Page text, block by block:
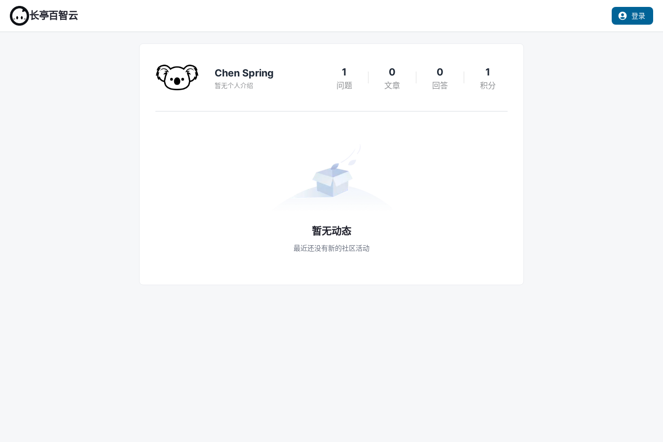
长亭百智云 登录
Chen Spring
暂无个人介绍
1
问题
0
文章
0
回答
1
积分
暂无动态
最近还没有新的社区活动